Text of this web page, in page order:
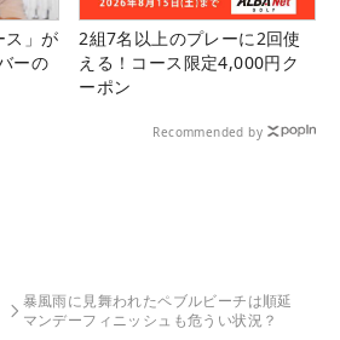
ス」が
ーの
2組7名以上のプレーに2回使
える！コース限定4,000円ク
ーポン
Recommended by
暴風雨に見舞われたペブルビーチは順延
マンデーフィニッシュも危うい状況？